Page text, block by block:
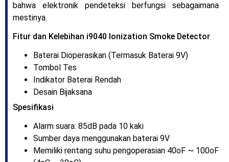
bahwa elektronik pendeteksi berfungsi sebagaimana
mestinya.
Fitur dan Kelebihan i9040 Ionization Smoke Detector
Baterai Dioperasikan (Termasuk Baterai 9V)
Tombol Tes
Indikator Baterai Rendah
Desain Bijaksana
Spesifikasi
Alarm suara: 85dB pada 10 kaki
Sumber daya menggunakan baterai 9V
Memiliki rentang suhu pengoperasian 40oF ~ 100oF